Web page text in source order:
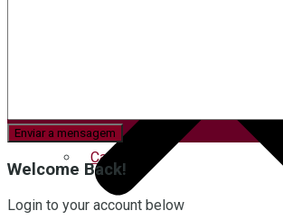
Capitão
Welcome Back!
Login to your account below